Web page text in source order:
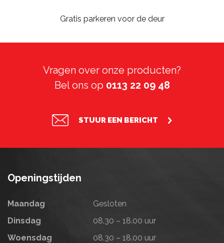
Gratis parkeren voor de deur
Vragen over onze producten?
Bel ons op 0113 22 09 48
STUUR EEN BERICHT
Openingstijden
Maandag
Gesloten
Dinsdag
08.30 – 18.00 uur
Woensdag
08.30 – 18.00 uur